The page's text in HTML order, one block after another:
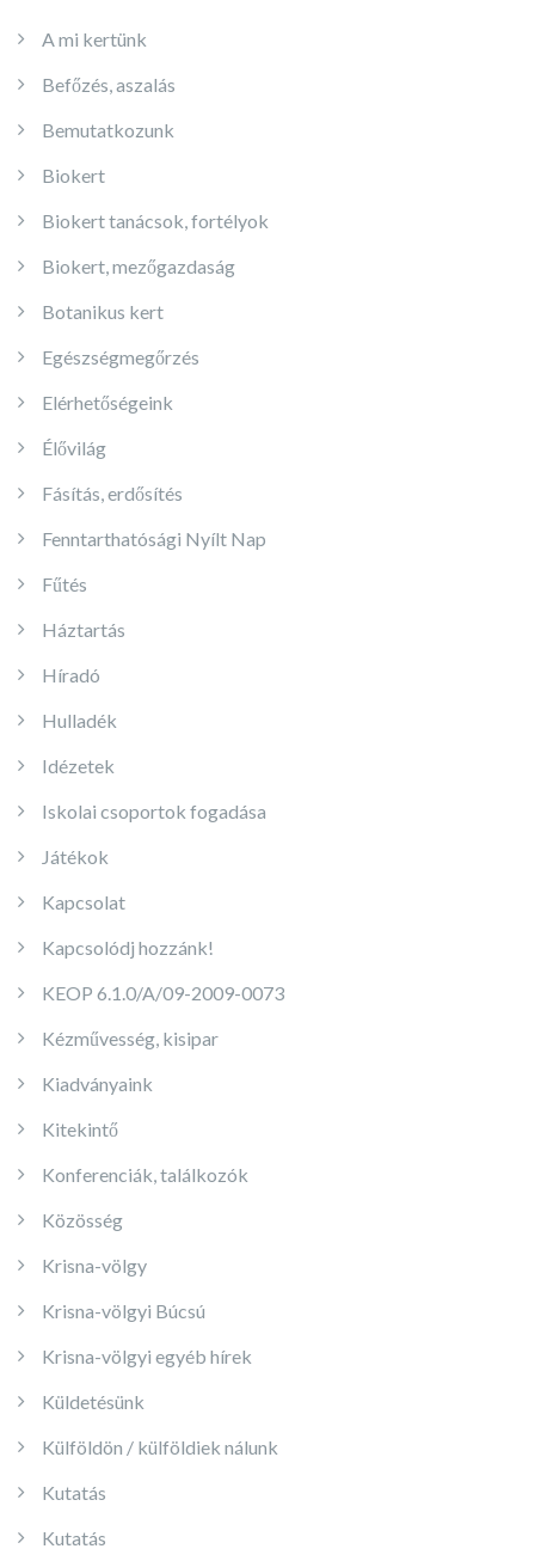
A mi kertünk
Befőzés, aszalás
Bemutatkozunk
Biokert
Biokert tanácsok, fortélyok
Biokert, mezőgazdaság
Botanikus kert
Egészségmegőrzés
Elérhetőségeink
Élővilág
Fásítás, erdősítés
Fenntarthatósági Nyílt Nap
Fűtés
Háztartás
Híradó
Hulladék
Idézetek
Iskolai csoportok fogadása
Játékok
Kapcsolat
Kapcsolódj hozzánk!
KEOP 6.1.0/A/09-2009-0073
Kézművesség, kisipar
Kiadványaink
Kitekintő
Konferenciák, találkozók
Közösség
Krisna-völgy
Krisna-völgyi Búcsú
Krisna-völgyi egyéb hírek
Küldetésünk
Külföldön / külföldiek nálunk
Kutatás
Kutatás